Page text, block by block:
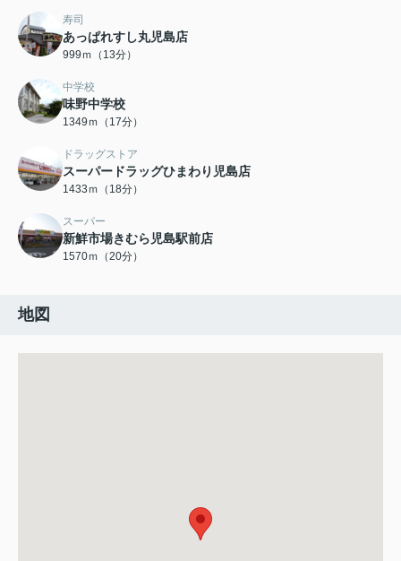
寿司
あっぱれすし丸児島店
999ｍ（13分）
中学校
味野中学校
1349ｍ（17分）
ドラッグストア
スーパードラッグひまわり児島店
1433ｍ（18分）
スーパー
新鮮市場きむら児島駅前店
1570ｍ（20分）
地図